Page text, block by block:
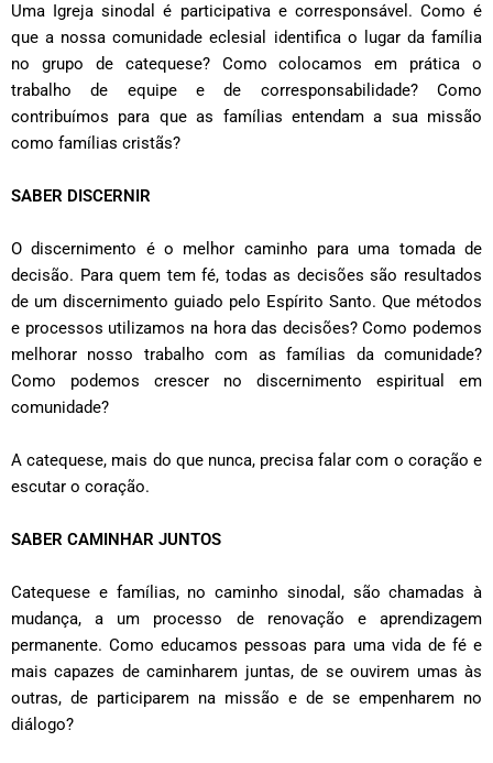
Uma Igreja sinodal é participativa e corresponsável. Como é
que a nossa comunidade eclesial identifica o lugar da família
no grupo de catequese? Como colocamos em prática o
trabalho de equipe e de corresponsabilidade? Como
contribuímos para que as famílias entendam a sua missão
como famílias cristãs?
SABER DISCERNIR
O discernimento é o melhor caminho para uma tomada de
decisão. Para quem tem fé, todas as decisões são resultados
de um discernimento guiado pelo Espírito Santo. Que métodos
e processos utilizamos na hora das decisões? Como podemos
melhorar nosso trabalho com as famílias da comunidade?
Como podemos crescer no discernimento espiritual em
comunidade?
A catequese, mais do que nunca, precisa falar com o coração e
escutar o coração.
SABER CAMINHAR JUNTOS
Catequese e famílias, no caminho sinodal, são chamadas à
mudança, a um processo de renovação e aprendizagem
permanente. Como educamos pessoas para uma vida de fé e
mais capazes de caminharem juntas, de se ouvirem umas às
outras, de participarem na missão e de se empenharem no
diálogo?